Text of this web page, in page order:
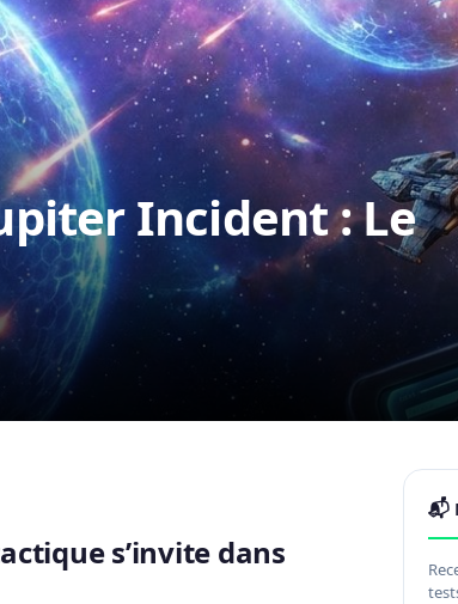
Incident : Le
s’invite dans
📬